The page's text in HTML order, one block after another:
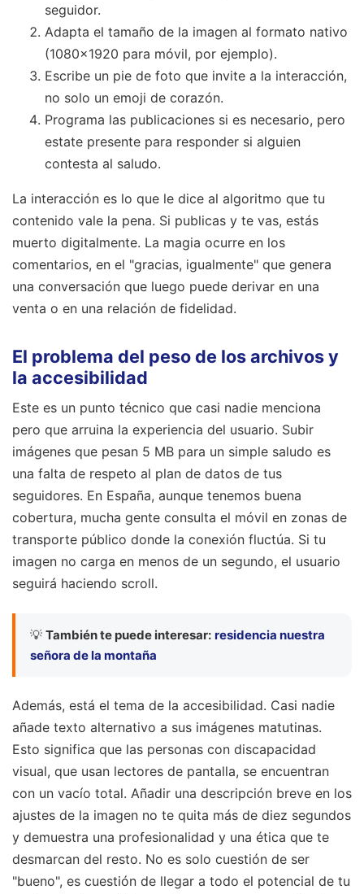
seguidor.
Adapta el tamaño de la imagen al formato nativo
(1080x1920 para móvil, por ejemplo).
Escribe un pie de foto que invite a la interacción,
no solo un emoji de corazón.
Programa las publicaciones si es necesario, pero
estate presente para responder si alguien
contesta al saludo.
La interacción es lo que le dice al algoritmo que tu
contenido vale la pena. Si publicas y te vas, estás
muerto digitalmente. La magia ocurre en los
comentarios, en el "gracias, igualmente" que genera
una conversación que luego puede derivar en una
venta o en una relación de fidelidad.
El problema del peso de los archivos y
la accesibilidad
Este es un punto técnico que casi nadie menciona
pero que arruina la experiencia del usuario. Subir
imágenes que pesan 5 MB para un simple saludo es
una falta de respeto al plan de datos de tus
seguidores. En España, aunque tenemos buena
cobertura, mucha gente consulta el móvil en zonas de
transporte público donde la conexión fluctúa. Si tu
imagen no carga en menos de un segundo, el usuario
seguirá haciendo scroll.
💡 También te puede interesar: residencia nuestra
señora de la montaña
Además, está el tema de la accesibilidad. Casi nadie
añade texto alternativo a sus imágenes matutinas.
Esto significa que las personas con discapacidad
visual, que usan lectores de pantalla, se encuentran
con un vacío total. Añadir una descripción breve en los
ajustes de la imagen no te quita más de diez segundos
y demuestra una profesionalidad y una ética que te
desmarcan del resto. No es solo cuestión de ser
"bueno", es cuestión de llegar a todo el potencial de tu